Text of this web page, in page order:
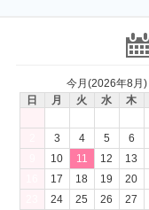
今月(2026年8月)
日
月 火 水 木
3 4 5 6
10 11 12 13
17 18 19 20
24 25 26 27